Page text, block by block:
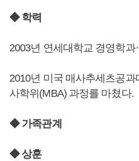
◆ 학력
2003년 연세대학교 경영학과
2010년 미국 매사추세츠공
사학위(MBA) 과정를 마쳤다.
◆ 가족관계
◆ 상훈